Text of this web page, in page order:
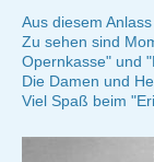
Aus diesem
Zu sehen sind
Opernkasse" und
Die Damen und
Viel Spaß beim